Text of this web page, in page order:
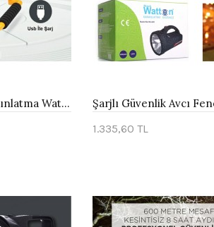
1300 Lümen Güçlü Aydınlatma Watton Wt-328
1.335,60 TL